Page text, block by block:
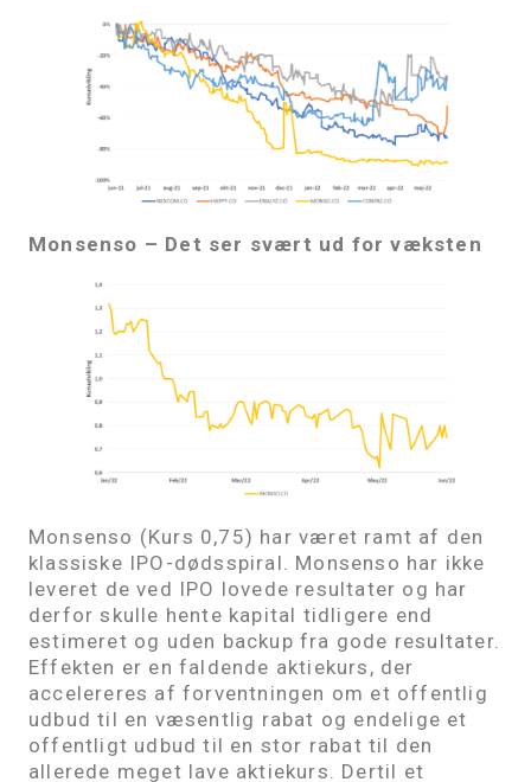
Monsenso – Det ser svært ud for væksten
Monsenso (Kurs 0,75) har været ramt af den
klassiske IPO-dødsspiral. Monsenso har ikke
leveret de ved IPO lovede resultater og har
derfor skulle hente kapital tidligere end
estimeret og uden backup fra gode resultater.
Effekten er en faldende aktiekurs, der
accelereres af forventningen om et offentlig
udbud til en væsentlig rabat og endelige et
offentligt udbud til en stor rabat til den
allerede meget lave aktiekurs. Dertil et